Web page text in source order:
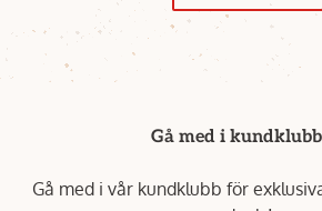
Gå med i
Gå med i vår kundklubb för